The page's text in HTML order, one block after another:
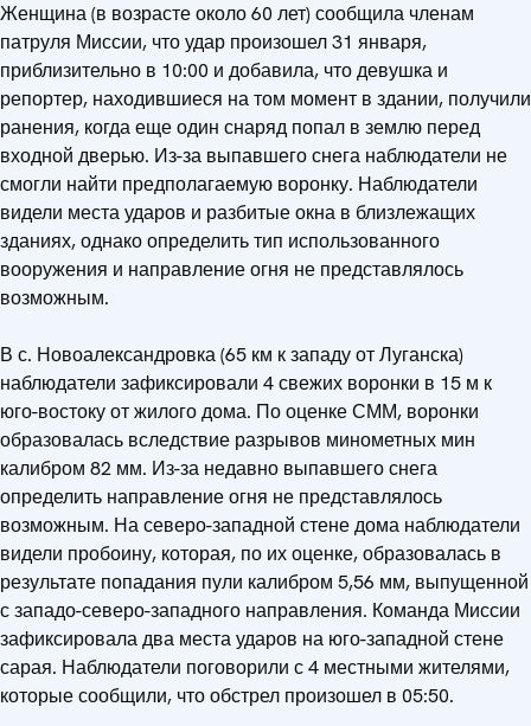
Женщина (в возрасте около 60 лет) сообщила членам
патруля Миссии, что удар произошел 31 января,
приблизительно в 10:00 и добавила, что девушка и
репортер, находившиеся на том момент в здании, получили
ранения, когда еще один снаряд попал в землю перед
входной дверью. Из-за выпавшего снега наблюдатели не
смогли найти предполагаемую воронку. Наблюдатели
видели места ударов и разбитые окна в близлежащих
зданиях, однако определить тип использованного
вооружения и направление огня не представлялось
возможным.
В с. Новоалександровка (65 км к западу от Луганска)
наблюдатели зафиксировали 4 свежих воронки в 15 м к
юго-востоку от жилого дома. По оценке СММ, воронки
образовалась вследствие разрывов минометных мин
калибром 82 мм. Из-за недавно выпавшего снега
определить направление огня не представлялось
возможным. На северо-западной стене дома наблюдатели
видели пробоину, которая, по их оценке, образовалась в
результате попадания пули калибром 5,56 мм, выпущенной
с западо-северо-западного направления. Команда Миссии
зафиксировала два места ударов на юго-западной стене
сарая. Наблюдатели поговорили с 4 местными жителями,
которые сообщили, что обстрел произошел в 05:50.